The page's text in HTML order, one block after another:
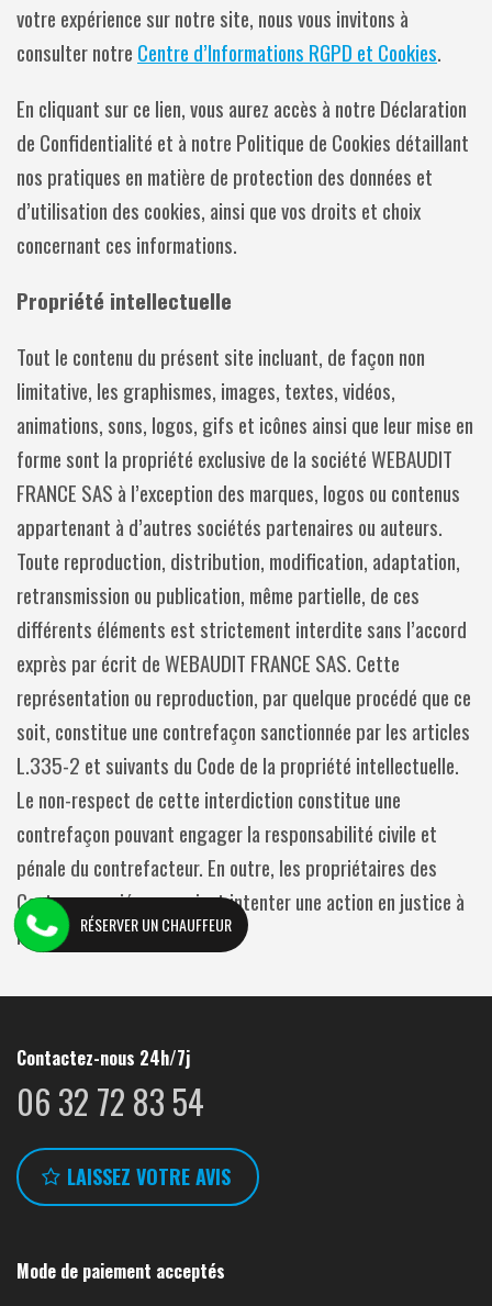
votre expérience sur notre site, nous vous invitons à
consulter notre Centre d’Informations RGPD et Cookies.
En cliquant sur ce lien, vous aurez accès à notre Déclaration
de Confidentialité et à notre Politique de Cookies détaillant
nos pratiques en matière de protection des données et
d’utilisation des cookies, ainsi que vos droits et choix
concernant ces informations.
Propriété intellectuelle
Tout le contenu du présent site incluant, de façon non
limitative, les graphismes, images, textes, vidéos,
animations, sons, logos, gifs et icônes ainsi que leur mise en
forme sont la propriété exclusive de la société WEBAUDIT
FRANCE SAS à l’exception des marques, logos ou contenus
appartenant à d’autres sociétés partenaires ou auteurs.
Toute reproduction, distribution, modification, adaptation,
retransmission ou publication, même partielle, de ces
différents éléments est strictement interdite sans l’accord
exprès par écrit de WEBAUDIT FRANCE SAS. Cette
représentation ou reproduction, par quelque procédé que ce
soit, constitue une contrefaçon sanctionnée par les articles
L.335-2 et suivants du Code de la propriété intellectuelle.
Le non-respect de cette interdiction constitue une
contrefaçon pouvant engager la responsabilité civile et
pénale du contrefacteur. En outre, les propriétaires des
Contenus copiés pourraient intenter une action en justice à
leur encontre.
Contactez-nous 24h/7j
06 32 72 83 54
LAISSEZ VOTRE AVIS
Mode de paiement acceptés
RÉSERVER UN CHAUFFEUR